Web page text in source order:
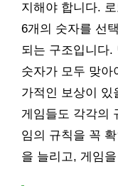
지해야 합니다.
6개의 숫자를 선
되는 구조입니다.
숫자가 모두 맞아
가적인 보상이 있
게임들도 각각의
임의 규칙을 꼭
을 늘리고, 게임